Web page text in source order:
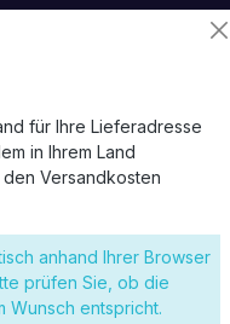
für Ihre Lieferadresse
in Ihrem Land
Versandkosten
anhand Ihrer Browser
prüfen Sie, ob die
Wunsch entspricht.